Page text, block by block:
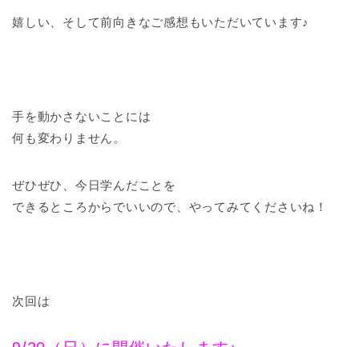
嬉しい、そして前向きなご感想もいただいています♪
手を動かさないことには
何も変わりません。
ぜひぜひ、今日学んだことを
できるところからでいいので、やってみてくださいね！
次回は